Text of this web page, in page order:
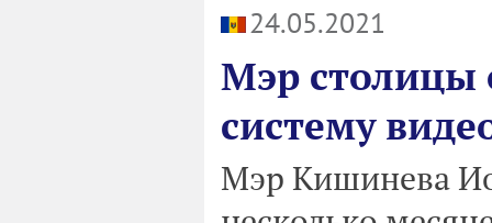
24.05.2021
Мэр столицы
систему
Мэр Кишинева